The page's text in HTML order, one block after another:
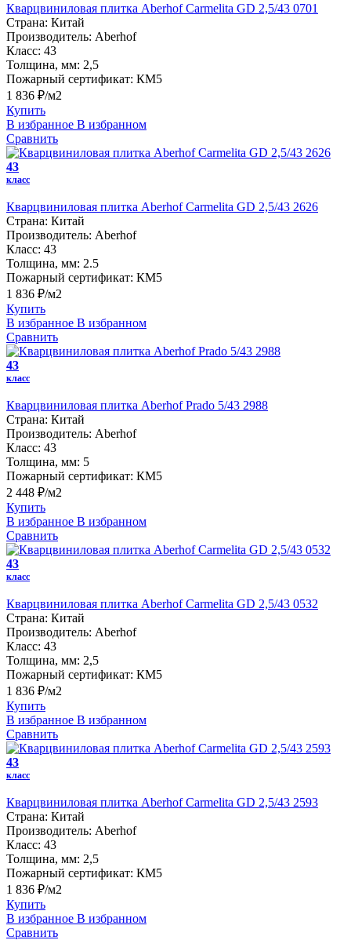
Кварцвиниловая плитка Aberhof Carmelita GD 2,5/43 0701
Страна: Китай
Производитель: Aberhof
Класс: 43
Толщина, мм: 2,5
Пожарный сертификат: КМ5
1 836 ₽/м2
Купить
В избранное В избранном
Сравнить
43
класс
Кварцвиниловая плитка Aberhof Carmelita GD 2,5/43 2626
Страна: Китай
Производитель: Aberhof
Класс: 43
Толщина, мм: 2.5
Пожарный сертификат: КМ5
1 836 ₽/м2
Купить
В избранное В избранном
Сравнить
43
класс
Кварцвиниловая плитка Aberhof Prado 5/43 2988
Страна: Китай
Производитель: Aberhof
Класс: 43
Толщина, мм: 5
Пожарный сертификат: КМ5
2 448 ₽/м2
Купить
В избранное В избранном
Сравнить
43
класс
Кварцвиниловая плитка Aberhof Carmelita GD 2,5/43 0532
Страна: Китай
Производитель: Aberhof
Класс: 43
Толщина, мм: 2,5
Пожарный сертификат: КМ5
1 836 ₽/м2
Купить
В избранное В избранном
Сравнить
43
класс
Кварцвиниловая плитка Aberhof Carmelita GD 2,5/43 2593
Страна: Китай
Производитель: Aberhof
Класс: 43
Толщина, мм: 2,5
Пожарный сертификат: КМ5
1 836 ₽/м2
Купить
В избранное В избранном
Сравнить